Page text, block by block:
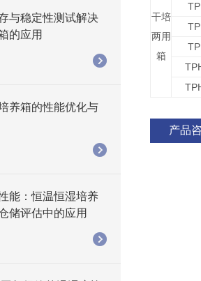
与稳定性测试解决
的应用
养箱的性能优化与
能：恒温恒湿培养
储评估中的应用
干培
两用
箱
产品